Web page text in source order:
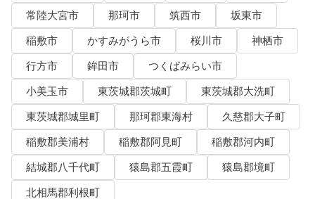
常陸大宮市
那珂市 筑西市
坂東市
稲敷市
かすみがうら市 桜川市
神栖市
行方市
鉾田市
つくばみらい市
小美玉市
東茨城郡茨城町
東茨城郡大洗町
東茨城郡城里町
那珂郡東海村
久慈郡大子町
稲敷郡美浦村
稲敷郡阿見町
稲敷郡河内町
結城郡八千代町
猿島郡五霞町
猿島郡境町
北相馬郡利根町